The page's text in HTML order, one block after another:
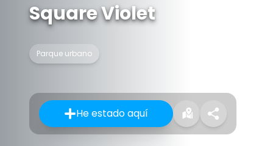
Square Violet
Parque urbano
He estado aquí